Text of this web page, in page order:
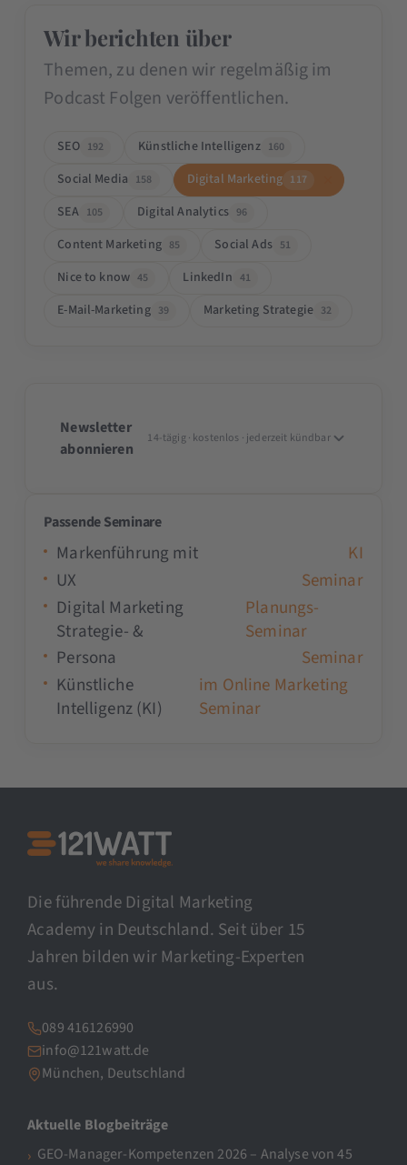
Wir berichten über
Themen, zu denen wir regelmäßig im
Podcast Folgen veröffentlichen.
SEO 192 Künstliche Intelligenz 160
Social Media 158 Digital Marketing 117
SEA 105 Digital Analytics 96
Content Marketing 85 Social Ads 51
Nice to know 45 LinkedIn 41
E-Mail-Marketing 39 Marketing Strategie 32
Newsletter
abonnieren
14-tägig · kostenlos · jederzeit kündbar
Passende Seminare
Markenführung mit
KI
UX
Seminar
Digital Marketing
Strategie- &
Planungs-
Seminar
Persona
Seminar
Künstliche
Intelligenz (KI)
im Online Marketing
Seminar
Die führende Digital Marketing
Academy in Deutschland. Seit über 15
Jahren bilden wir Marketing-Experten
aus.
089 416126990
info@121watt.de
München, Deutschland
Aktuelle Blogbeiträge
GEO-Manager-Kompetenzen 2026 – Analyse von 45